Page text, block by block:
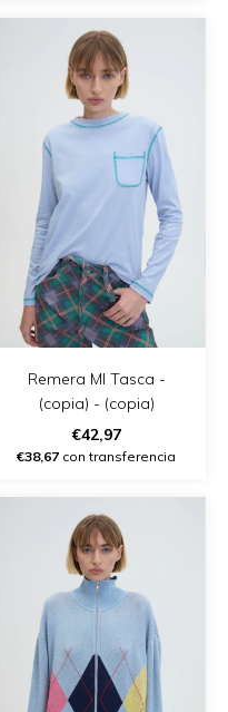
Remera Ml Tasca -
(copia) - (copia)
€42,97
€38,67 con transferencia